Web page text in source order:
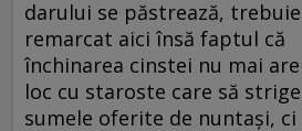
darului se păstrează, trebuie
remarcat aici însă faptul că
închinarea cinstei nu mai are
loc cu staroste care să strige
sumele oferite de nuntaşi, ci